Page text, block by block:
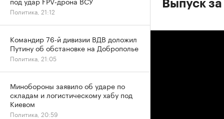
Выпуск
Политика, 21:12
Командир 76-й дивизии ВДВ доложил
Путину об обстановке на Доброполье
Политика, 21:05
Минобороны заявило об ударе по
складам и логистическому хабу под
Киевом
Политика, 20:59